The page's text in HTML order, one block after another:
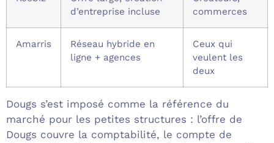
d’entreprise incluse
commerces
Amarris
Réseau hybride en
ligne + agences
Ceux qui
veulent les
deux
Dougs s’est imposé comme la référence du
marché pour les petites structures : l’offre de
Dougs couvre la comptabilité, le compte de